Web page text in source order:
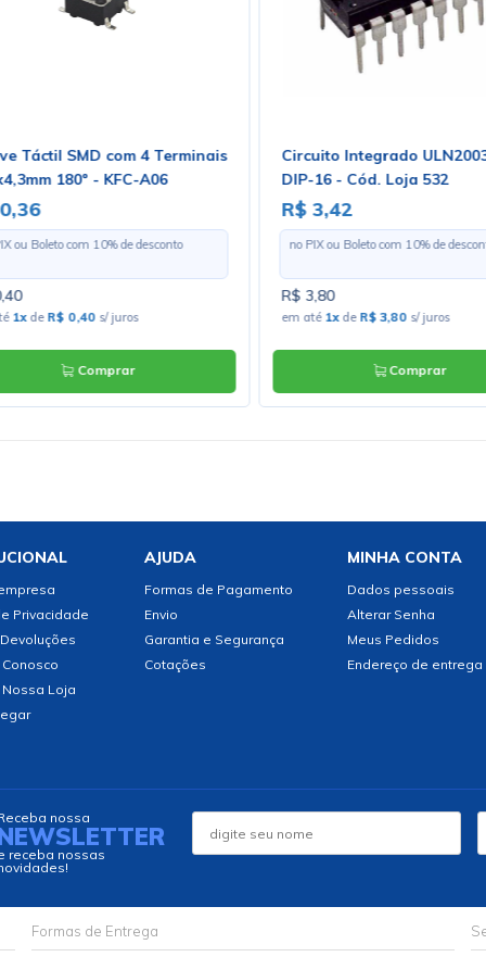
Táctil SMD com 4 Terminais
180º - KFC-A06
ou Boleto com 10% de desconto
1xde R$ 0,40 s/ juros
Comprar
Circuito Integrado
DIP-16 - Cód. Loja 532
R$ 3,42
no PIX ou Boleto com 10% de
R$ 3,80
em até 1xde R$ 3,80 s/ juros
Comprar
Privacidade
Nossa Loja
AJUDA
Formas de Pagamento
Envio
Garantia e Segurança
Cotações
MINHA CONTA
Dados pessoais
Alterar Senha
Meus Pedidos
Endereço de entrega
nossa
receba nossas
Formas de Entrega